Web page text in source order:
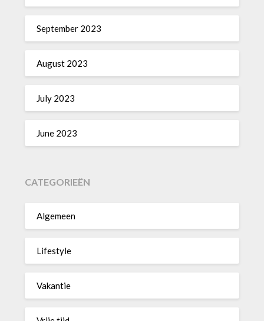
September 2023
August 2023
July 2023
June 2023
CATEGORIEËN
Algemeen
Lifestyle
Vakantie